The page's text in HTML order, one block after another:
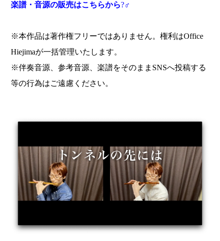
楽譜・音源の販売はこちらから?‍♂️
※本作品は著作権フリーではありません。権利はOffice
Hiejimaが一括管理いたします。
※伴奏音源、参考音源、楽譜をそのままSNSへ投稿する
等の行為はご遠慮ください。